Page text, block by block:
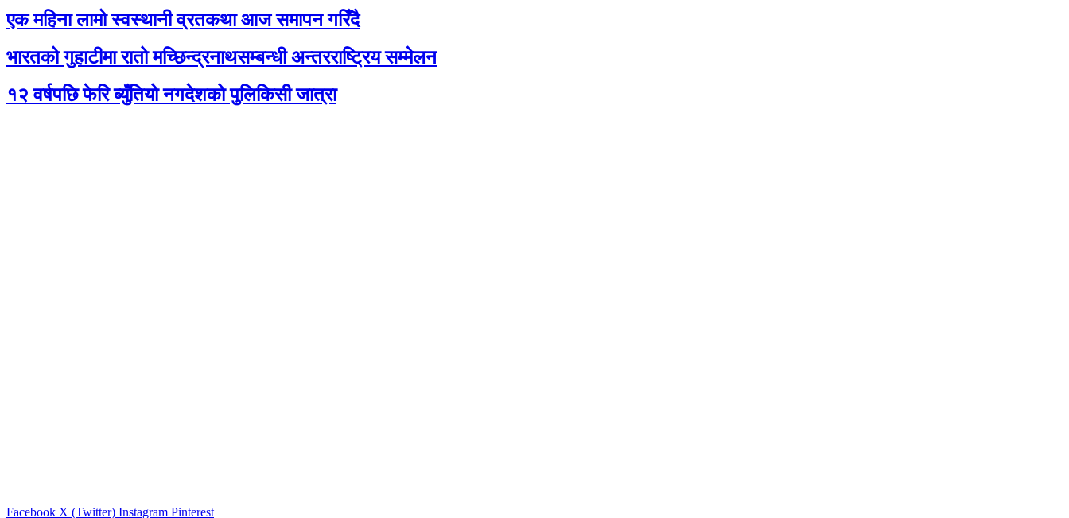
एक महिना लामो स्वस्थानी व्रतकथा आज समापन गरिँदै
भारतको गुहाटीमा रातो मच्छिन्द्रनाथसम्बन्धी अन्तरराष्ट्रिय सम्मेलन
१२ वर्षपछि फेरि ब्युँतियो नगदेशको पुलिकिसी जात्रा
Facebook X (Twitter) Instagram Pinterest